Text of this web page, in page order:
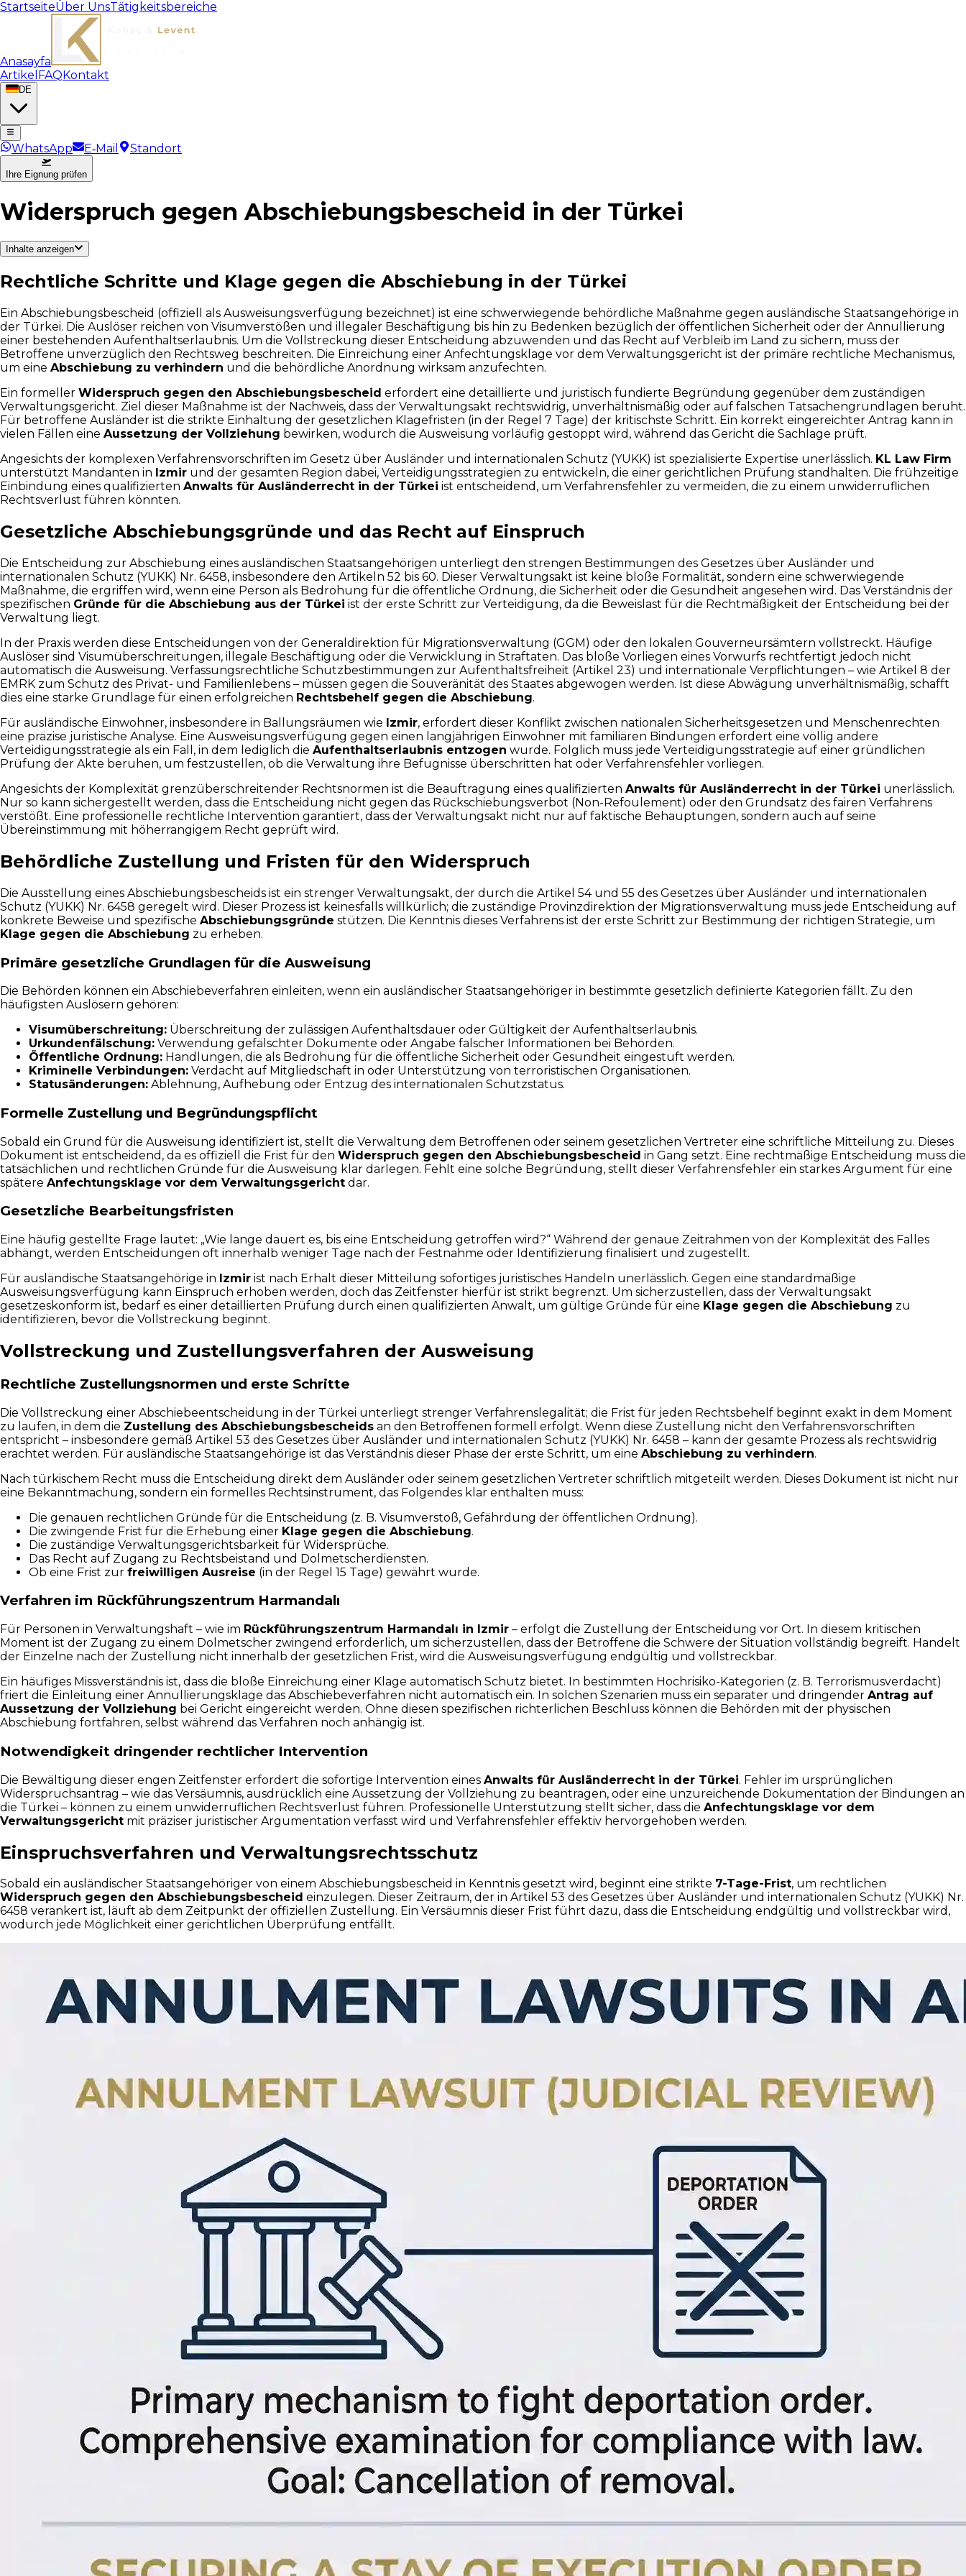
StartseiteÜber UnsTätigkeitsbereiche
Anasayfa
Artikel FAQKontakt
DE
WhatsApp E‑Mail Standort
Ihre Eignung prüfen
Widerspruch gegen Abschiebungsbescheid in der Türkei
Inhalte anzeigen
Rechtliche Schritte und Klage gegen die Abschiebung in der Türkei
Ein Abschiebungsbescheid (offiziell als Ausweisungsverfügung bezeichnet) ist eine schwerwiegende behördliche Maßnahme gegen ausländische Staatsangehörige in
der Türkei. Die Auslöser reichen von Visumverstößen und illegaler Beschäftigung bis hin zu Bedenken bezüglich der öffentlichen Sicherheit oder der Annullierung
einer bestehenden Aufenthaltserlaubnis. Um die Vollstreckung dieser Entscheidung abzuwenden und das Recht auf Verbleib im Land zu sichern, muss der
Betroffene unverzüglich den Rechtsweg beschreiten. Die Einreichung einer Anfechtungsklage vor dem Verwaltungsgericht ist der primäre rechtliche Mechanismus,
um eine Abschiebung zu verhindern und die behördliche Anordnung wirksam anzufechten.
Ein formeller Widerspruch gegen den Abschiebungsbescheid erfordert eine detaillierte und juristisch fundierte Begründung gegenüber dem zuständigen
Verwaltungsgericht. Ziel dieser Maßnahme ist der Nachweis, dass der Verwaltungsakt rechtswidrig, unverhältnismäßig oder auf falschen Tatsachengrundlagen beruht.
Für betroffene Ausländer ist die strikte Einhaltung der gesetzlichen Klagefristen (in der Regel 7 Tage) der kritischste Schritt. Ein korrekt eingereichter Antrag kann in
vielen Fällen eine Aussetzung der Vollziehung bewirken, wodurch die Ausweisung vorläufig gestoppt wird, während das Gericht die Sachlage prüft.
Angesichts der komplexen Verfahrensvorschriften im Gesetz über Ausländer und internationalen Schutz (YUKK) ist spezialisierte Expertise unerlässlich. KL Law Firm
unterstützt Mandanten in Izmir und der gesamten Region dabei, Verteidigungsstrategien zu entwickeln, die einer gerichtlichen Prüfung standhalten. Die frühzeitige
Einbindung eines qualifizierten Anwalts für Ausländerrecht in der Türkei ist entscheidend, um Verfahrensfehler zu vermeiden, die zu einem unwiderruflichen
Rechtsverlust führen könnten.
Gesetzliche Abschiebungsgründe und das Recht auf Einspruch
Die Entscheidung zur Abschiebung eines ausländischen Staatsangehörigen unterliegt den strengen Bestimmungen des Gesetzes über Ausländer und
internationalen Schutz (YUKK) Nr. 6458, insbesondere den Artikeln 52 bis 60. Dieser Verwaltungsakt ist keine bloße Formalität, sondern eine schwerwiegende
Maßnahme, die ergriffen wird, wenn eine Person als Bedrohung für die öffentliche Ordnung, die Sicherheit oder die Gesundheit angesehen wird. Das Verständnis der
spezifischen Gründe für die Abschiebung aus der Türkei ist der erste Schritt zur Verteidigung, da die Beweislast für die Rechtmäßigkeit der Entscheidung bei der
Verwaltung liegt.
In der Praxis werden diese Entscheidungen von der Generaldirektion für Migrationsverwaltung (GGM) oder den lokalen Gouverneursämtern vollstreckt. Häufige
Auslöser sind Visumüberschreitungen, illegale Beschäftigung oder die Verwicklung in Straftaten. Das bloße Vorliegen eines Vorwurfs rechtfertigt jedoch nicht
automatisch die Ausweisung. Verfassungsrechtliche Schutzbestimmungen zur Aufenthaltsfreiheit (Artikel 23) und internationale Verpflichtungen – wie Artikel 8 der
EMRK zum Schutz des Privat- und Familienlebens – müssen gegen die Souveränität des Staates abgewogen werden. Ist diese Abwägung unverhältnismäßig, schafft
dies eine starke Grundlage für einen erfolgreichen Rechtsbehelf gegen die Abschiebung.
Für ausländische Einwohner, insbesondere in Ballungsräumen wie Izmir, erfordert dieser Konflikt zwischen nationalen Sicherheitsgesetzen und Menschenrechten
eine präzise juristische Analyse. Eine Ausweisungsverfügung gegen einen langjährigen Einwohner mit familiären Bindungen erfordert eine völlig andere
Verteidigungsstrategie als ein Fall, in dem lediglich die Aufenthaltserlaubnis entzogen wurde. Folglich muss jede Verteidigungsstrategie auf einer gründlichen
Prüfung der Akte beruhen, um festzustellen, ob die Verwaltung ihre Befugnisse überschritten hat oder Verfahrensfehler vorliegen.
Angesichts der Komplexität grenzüberschreitender Rechtsnormen ist die Beauftragung eines qualifizierten Anwalts für Ausländerrecht in der Türkei unerlässlich.
Nur so kann sichergestellt werden, dass die Entscheidung nicht gegen das Rückschiebungsverbot (Non-Refoulement) oder den Grundsatz des fairen Verfahrens
verstößt. Eine professionelle rechtliche Intervention garantiert, dass der Verwaltungsakt nicht nur auf faktische Behauptungen, sondern auch auf seine
Übereinstimmung mit höherrangigem Recht geprüft wird.
Behördliche Zustellung und Fristen für den Widerspruch
Die Ausstellung eines Abschiebungsbescheids ist ein strenger Verwaltungsakt, der durch die Artikel 54 und 55 des Gesetzes über Ausländer und internationalen
Schutz (YUKK) Nr. 6458 geregelt wird. Dieser Prozess ist keinesfalls willkürlich; die zuständige Provinzdirektion der Migrationsverwaltung muss jede Entscheidung auf
konkrete Beweise und spezifische Abschiebungsgründe stützen. Die Kenntnis dieses Verfahrens ist der erste Schritt zur Bestimmung der richtigen Strategie, um
Klage gegen die Abschiebung zu erheben.
Primäre gesetzliche Grundlagen für die Ausweisung
Die Behörden können ein Abschiebeverfahren einleiten, wenn ein ausländischer Staatsangehöriger in bestimmte gesetzlich definierte Kategorien fällt. Zu den
häufigsten Auslösern gehören:
Visumüberschreitung: Überschreitung der zulässigen Aufenthaltsdauer oder Gültigkeit der Aufenthaltserlaubnis.
Urkundenfälschung: Verwendung gefälschter Dokumente oder Angabe falscher Informationen bei Behörden.
Öffentliche Ordnung: Handlungen, die als Bedrohung für die öffentliche Sicherheit oder Gesundheit eingestuft werden.
Kriminelle Verbindungen: Verdacht auf Mitgliedschaft in oder Unterstützung von terroristischen Organisationen.
Statusänderungen: Ablehnung, Aufhebung oder Entzug des internationalen Schutzstatus.
Formelle Zustellung und Begründungspflicht
Sobald ein Grund für die Ausweisung identifiziert ist, stellt die Verwaltung dem Betroffenen oder seinem gesetzlichen Vertreter eine schriftliche Mitteilung zu. Dieses
Dokument ist entscheidend, da es offiziell die Frist für den Widerspruch gegen den Abschiebungsbescheid in Gang setzt. Eine rechtmäßige Entscheidung muss die
tatsächlichen und rechtlichen Gründe für die Ausweisung klar darlegen. Fehlt eine solche Begründung, stellt dieser Verfahrensfehler ein starkes Argument für eine
spätere Anfechtungsklage vor dem Verwaltungsgericht dar.
Gesetzliche Bearbeitungsfristen
Eine häufig gestellte Frage lautet: „Wie lange dauert es, bis eine Entscheidung getroffen wird?“ Während der genaue Zeitrahmen von der Komplexität des Falles
abhängt, werden Entscheidungen oft innerhalb weniger Tage nach der Festnahme oder Identifizierung finalisiert und zugestellt.
Für ausländische Staatsangehörige in Izmir ist nach Erhalt dieser Mitteilung sofortiges juristisches Handeln unerlässlich. Gegen eine standardmäßige
Ausweisungsverfügung kann Einspruch erhoben werden, doch das Zeitfenster hierfür ist strikt begrenzt. Um sicherzustellen, dass der Verwaltungsakt
gesetzeskonform ist, bedarf es einer detaillierten Prüfung durch einen qualifizierten Anwalt, um gültige Gründe für eine Klage gegen die Abschiebung zu
identifizieren, bevor die Vollstreckung beginnt.
Vollstreckung und Zustellungsverfahren der Ausweisung
Rechtliche Zustellungsnormen und erste Schritte
Die Vollstreckung einer Abschiebeentscheidung in der Türkei unterliegt strenger Verfahrenslegalität; die Frist für jeden Rechtsbehelf beginnt exakt in dem Moment
zu laufen, in dem die Zustellung des Abschiebungsbescheids an den Betroffenen formell erfolgt. Wenn diese Zustellung nicht den Verfahrensvorschriften
entspricht – insbesondere gemäß Artikel 53 des Gesetzes über Ausländer und internationalen Schutz (YUKK) Nr. 6458 – kann der gesamte Prozess als rechtswidrig
erachtet werden. Für ausländische Staatsangehörige ist das Verständnis dieser Phase der erste Schritt, um eine Abschiebung zu verhindern.
Nach türkischem Recht muss die Entscheidung direkt dem Ausländer oder seinem gesetzlichen Vertreter schriftlich mitgeteilt werden. Dieses Dokument ist nicht nur
eine Bekanntmachung, sondern ein formelles Rechtsinstrument, das Folgendes klar enthalten muss:
Die genauen rechtlichen Gründe für die Entscheidung (z. B. Visumverstoß, Gefährdung der öffentlichen Ordnung).
Die zwingende Frist für die Erhebung einer Klage gegen die Abschiebung.
Die zuständige Verwaltungsgerichtsbarkeit für Widersprüche.
Das Recht auf Zugang zu Rechtsbeistand und Dolmetscherdiensten.
Ob eine Frist zur freiwilligen Ausreise (in der Regel 15 Tage) gewährt wurde.
Verfahren im Rückführungszentrum Harmandalı
Für Personen in Verwaltungshaft – wie im Rückführungszentrum Harmandalı in Izmir – erfolgt die Zustellung der Entscheidung vor Ort. In diesem kritischen
Moment ist der Zugang zu einem Dolmetscher zwingend erforderlich, um sicherzustellen, dass der Betroffene die Schwere der Situation vollständig begreift. Handelt
der Einzelne nach der Zustellung nicht innerhalb der gesetzlichen Frist, wird die Ausweisungsverfügung endgültig und vollstreckbar.
Ein häufiges Missverständnis ist, dass die bloße Einreichung einer Klage automatisch Schutz bietet. In bestimmten Hochrisiko-Kategorien (z. B. Terrorismusverdacht)
friert die Einleitung einer Annullierungsklage das Abschiebeverfahren nicht automatisch ein. In solchen Szenarien muss ein separater und dringender Antrag auf
Aussetzung der Vollziehung bei Gericht eingereicht werden. Ohne diesen spezifischen richterlichen Beschluss können die Behörden mit der physischen
Abschiebung fortfahren, selbst während das Verfahren noch anhängig ist.
Notwendigkeit dringender rechtlicher Intervention
Die Bewältigung dieser engen Zeitfenster erfordert die sofortige Intervention eines Anwalts für Ausländerrecht in der Türkei. Fehler im ursprünglichen
Widerspruchsantrag – wie das Versäumnis, ausdrücklich eine Aussetzung der Vollziehung zu beantragen, oder eine unzureichende Dokumentation der Bindungen an
die Türkei – können zu einem unwiderruflichen Rechtsverlust führen. Professionelle Unterstützung stellt sicher, dass die Anfechtungsklage vor dem
Verwaltungsgericht mit präziser juristischer Argumentation verfasst wird und Verfahrensfehler effektiv hervorgehoben werden.
Einspruchsverfahren und Verwaltungsrechtsschutz
Sobald ein ausländischer Staatsangehöriger von einem Abschiebungsbescheid in Kenntnis gesetzt wird, beginnt eine strikte 7-Tage-Frist, um rechtlichen
Widerspruch gegen den Abschiebungsbescheid einzulegen. Dieser Zeitraum, der in Artikel 53 des Gesetzes über Ausländer und internationalen Schutz (YUKK) Nr.
6458 verankert ist, läuft ab dem Zeitpunkt der offiziellen Zustellung. Ein Versäumnis dieser Frist führt dazu, dass die Entscheidung endgültig und vollstreckbar wird,
wodurch jede Möglichkeit einer gerichtlichen Überprüfung entfällt.